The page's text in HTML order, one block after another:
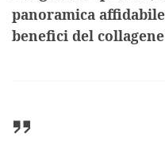
panoramica
benefici del